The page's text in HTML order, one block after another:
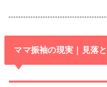
ママ振袖の現実｜見落